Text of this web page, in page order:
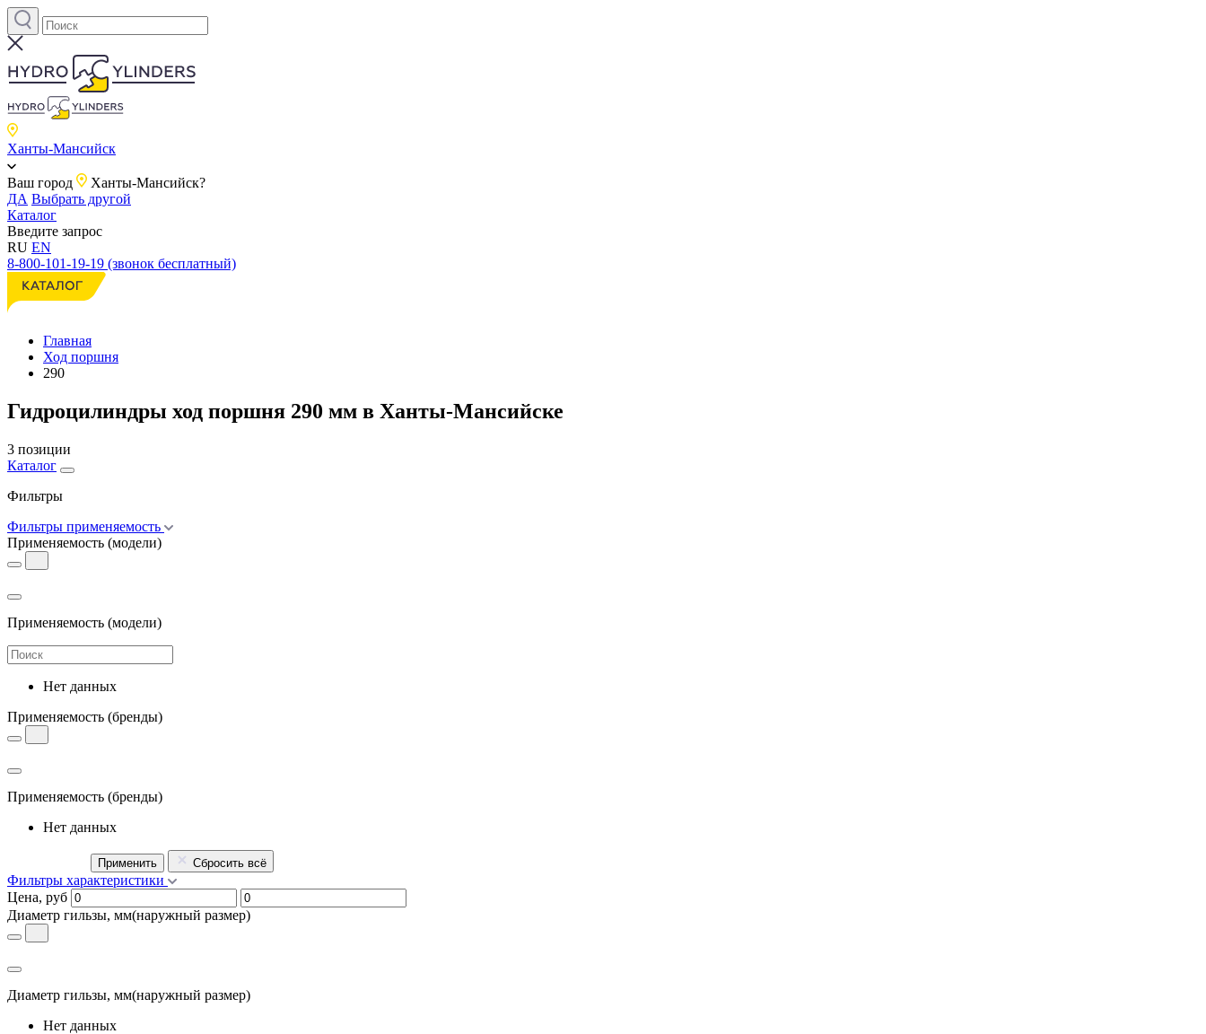
Ханты-Мансийск
Ваш город
Ханты-Мансийск?
ДА Выбрать другой
Каталог
Введите запрос
RU EN
8-800-101-19-19 (звонок бесплатный)
Главная
Ход поршня
290
Гидроцилиндры ход поршня 290 мм в Ханты-Мансийске
3 позиции
Каталог
Фильтры
Фильтры применяемость
Применяемость (модели)
Применяемость (модели)
Нет данных
Применяемость (бренды)
Применяемость (бренды)
Нет данных
Применить Сбросить всё
Фильтры характеристики
Цена, руб
Диаметр гильзы, мм(наружный размер)
Диаметр гильзы, мм(наружный размер)
Нет данных